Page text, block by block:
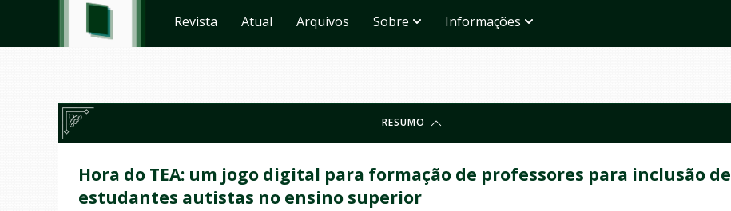
Revista Atual Arquivos Sobre Informações
RESUMO
Hora do TEA: um jogo digital para formação de professores para inclusão de
estudantes autistas no ensino superior